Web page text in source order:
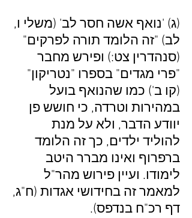
(ג) 'נואף אשה חסר לב' (משלי ו,
לב) "זה הלומד תורה לפרקים"
(סנהדרין צט:) ופירש מחבר
"פרי מגדים" בספרו "נטריקון"
(קו ב') כמו שהנואף בועל
במהירות וטרדה, כי חושש פן
יוודע הדבר, ולא על מנת
להוליד ילדים, כך זה הלומד
ברפרוף ואינו מברר היטב
לימודו. ועיין פירוש מהר"ל
למאמר זה בחידושי אגדות (ח"ג,
דף רכ"ח בנדפס).